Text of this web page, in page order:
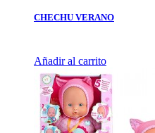
CHECHU VERANO
Añadir al carrito